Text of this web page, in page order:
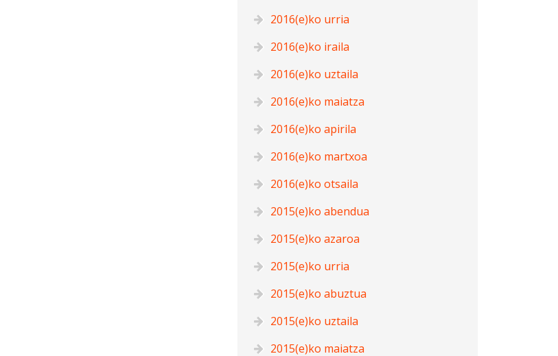
2016(e)ko urria
2016(e)ko iraila
2016(e)ko uztaila
2016(e)ko maiatza
2016(e)ko apirila
2016(e)ko martxoa
2016(e)ko otsaila
2015(e)ko abendua
2015(e)ko azaroa
2015(e)ko urria
2015(e)ko abuztua
2015(e)ko uztaila
2015(e)ko maiatza